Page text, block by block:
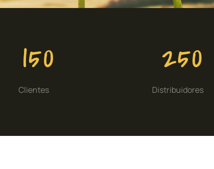
150
Clientes
250
Distribuidores